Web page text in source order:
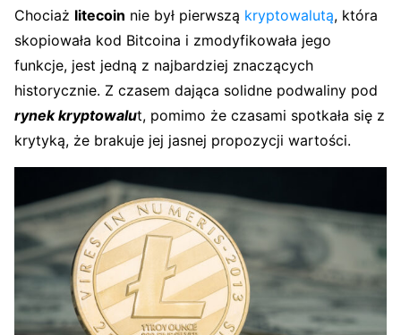
Chociaż litecoin nie był pierwszą kryptowalutą, która
skopiowała kod Bitcoina i zmodyfikowała jego
funkcje, jest jedną z najbardziej znaczących
historycznie. Z czasem dająca solidne podwaliny pod
rynek kryptowalut, pomimo że czasami spotkała się z
krytyką, że brakuje jej jasnej propozycji wartości.